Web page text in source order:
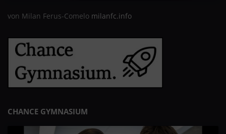
von Milan Ferus-Comelo milanfc.info
CHANCE GYMNASIUM